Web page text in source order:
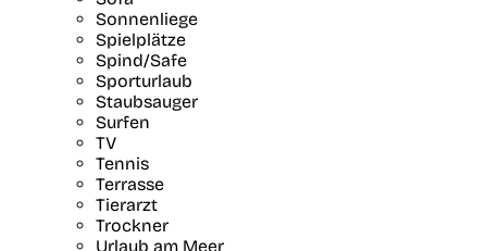
Sonnenliege
Spielplätze
Spind/Safe
Sporturlaub
Staubsauger
Surfen
TV
Tennis
Terrasse
Tierarzt
Trockner
Urlaub am Meer